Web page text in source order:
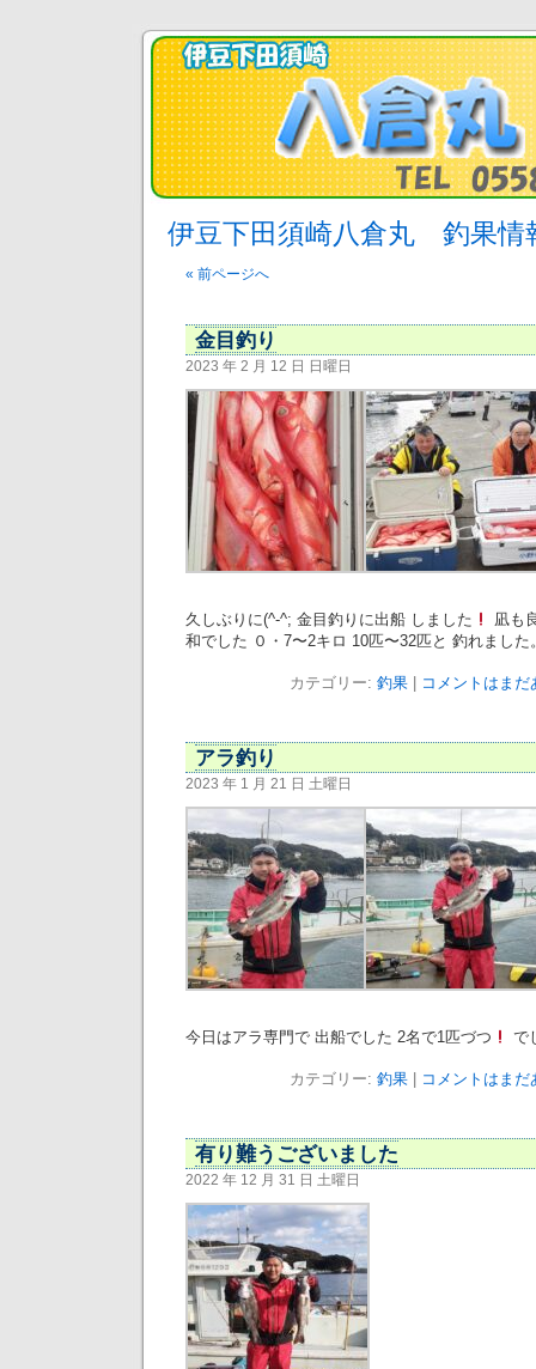
伊豆下田須崎八倉丸 釣果情
« 前ページへ
金目釣り
2023 年 2 月 12 日 日曜日
久しぶりに(^-^; 金目釣りに出船 しました
凪も
和でした ０・7〜2キロ 10匹〜32匹と 釣れました
カテゴリー: 釣果| コメントはまだ
アラ釣り
2023 年 1 月 21 日 土曜日
今日はアラ専門で 出船でした 2名で1匹づつ で
カテゴリー: 釣果| コメントはまだ
有り難うございました
2022 年 12 月 31 日 土曜日